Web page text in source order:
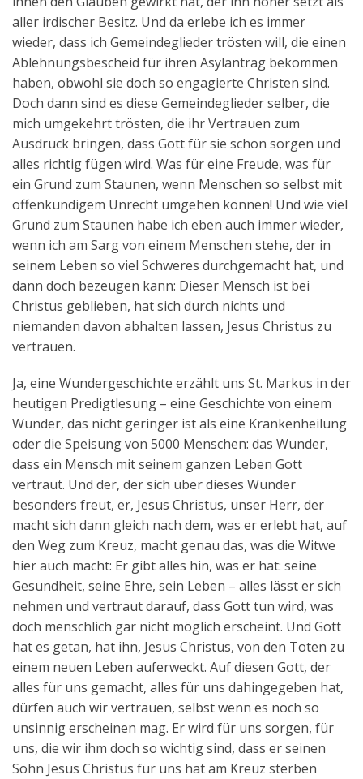
aller irdischer Besitz. Und da erlebe ich es immer
wieder, dass ich Gemeindeglieder trösten will, die einen
Ablehnungsbescheid für ihren Asylantrag bekommen
haben, obwohl sie doch so engagierte Christen sind.
Doch dann sind es diese Gemeindeglieder selber, die
mich umgekehrt trösten, die ihr Vertrauen zum
Ausdruck bringen, dass Gott für sie schon sorgen und
alles richtig fügen wird. Was für eine Freude, was für
ein Grund zum Staunen, wenn Menschen so selbst mit
offenkundigem Unrecht umgehen können! Und wie viel
Grund zum Staunen habe ich eben auch immer wieder,
wenn ich am Sarg von einem Menschen stehe, der in
seinem Leben so viel Schweres durchgemacht hat, und
dann doch bezeugen kann: Dieser Mensch ist bei
Christus geblieben, hat sich durch nichts und
niemanden davon abhalten lassen, Jesus Christus zu
vertrauen.
Ja, eine Wundergeschichte erzählt uns St. Markus in der
heutigen Predigtlesung – eine Geschichte von einem
Wunder, das nicht geringer ist als eine Krankenheilung
oder die Speisung von 5000 Menschen: das Wunder,
dass ein Mensch mit seinem ganzen Leben Gott
vertraut. Und der, der sich über dieses Wunder
besonders freut, er, Jesus Christus, unser Herr, der
macht sich dann gleich nach dem, was er erlebt hat, auf
den Weg zum Kreuz, macht genau das, was die Witwe
hier auch macht: Er gibt alles hin, was er hat: seine
Gesundheit, seine Ehre, sein Leben – alles lässt er sich
nehmen und vertraut darauf, dass Gott tun wird, was
doch menschlich gar nicht möglich erscheint. Und Gott
hat es getan, hat ihn, Jesus Christus, von den Toten zu
einem neuen Leben auferweckt. Auf diesen Gott, der
alles für uns gemacht, alles für uns dahingegeben hat,
dürfen auch wir vertrauen, selbst wenn es noch so
unsinnig erscheinen mag. Er wird für uns sorgen, für
uns, die wir ihm doch so wichtig sind, dass er seinen
Sohn Jesus Christus für uns hat am Kreuz sterben